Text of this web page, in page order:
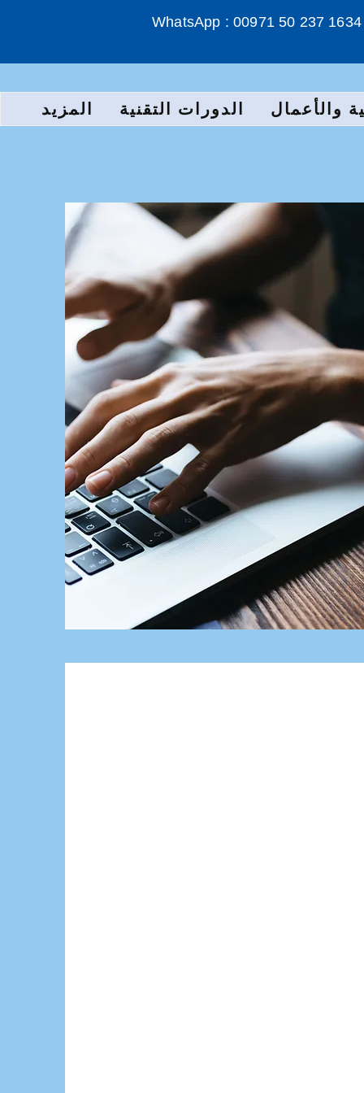
WhatsApp : 00971 50 237 1634
والأعمال الدورات التقنية المزيد